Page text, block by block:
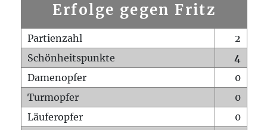
Erfolge gegen Fritz
Partienzahl
2
Schönheitspunkte
4
Damenopfer
0
Turmopfer
0
Läuferopfer
0